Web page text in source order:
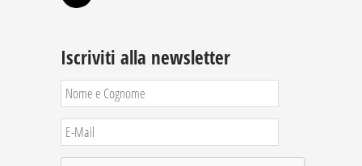
Iscriviti alla newsletter